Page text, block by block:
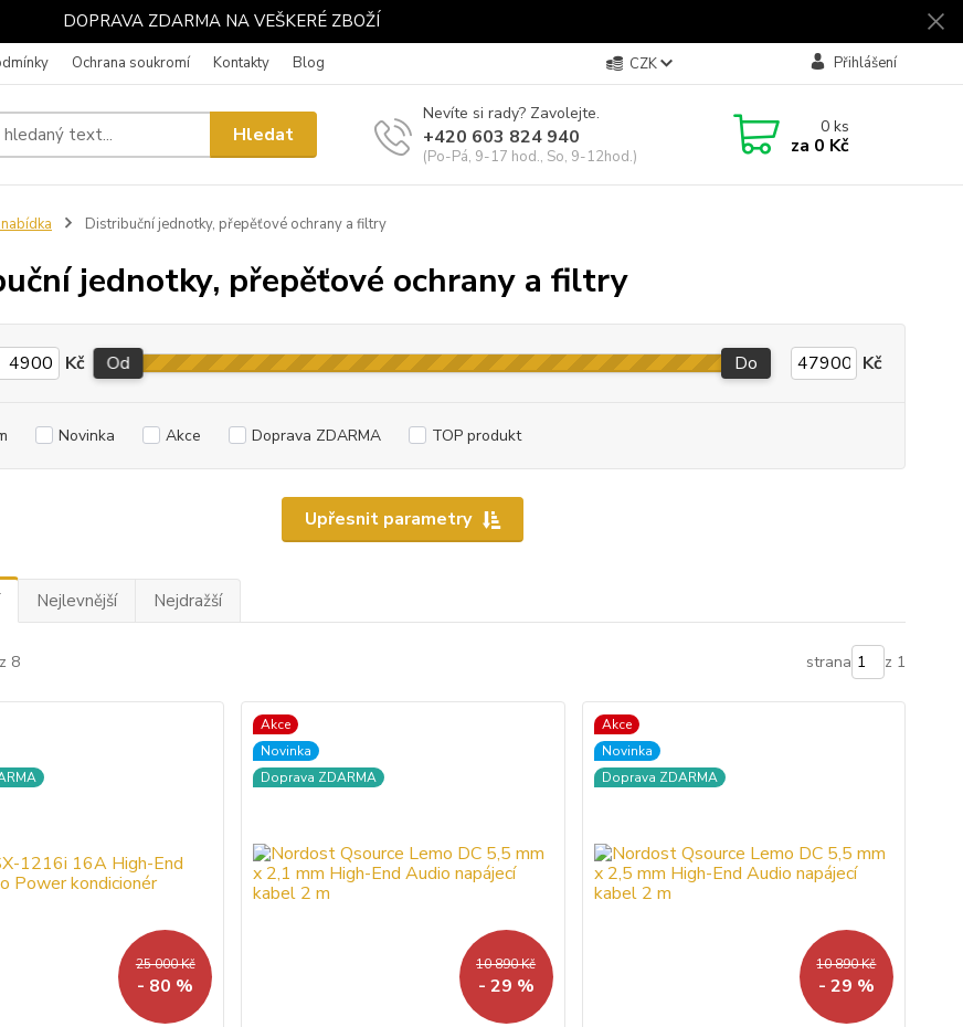
DOPRAVA ZDARMA NA VEŠKERÉ ZBOŽÍ
Ochrana soukromí Kontakty Blog CZK Přihlášení
Hledat
Nevíte si rady? Zavolejte.
+420 603 824 940
(Po-Pá, 9-17 hod., So, 9-12hod.)
0ks
za 0 Kč
Distribuční jednotky, přepěťové ochrany a filtry
jednotky, přepěťové ochrany a filtry
Upřesnit parametry
Kč Od Do Kč
Novinka Akce Doprava ZDARMA TOP produkt
Nejlevnější Nejdražší
8 strana z 1
25 000 Kč
- 80 %
Akce
Novinka
Doprava ZDARMA
10 890 Kč
- 29 %
Akce
Novinka
Doprava ZDARMA
10 890 Kč
- 29 %